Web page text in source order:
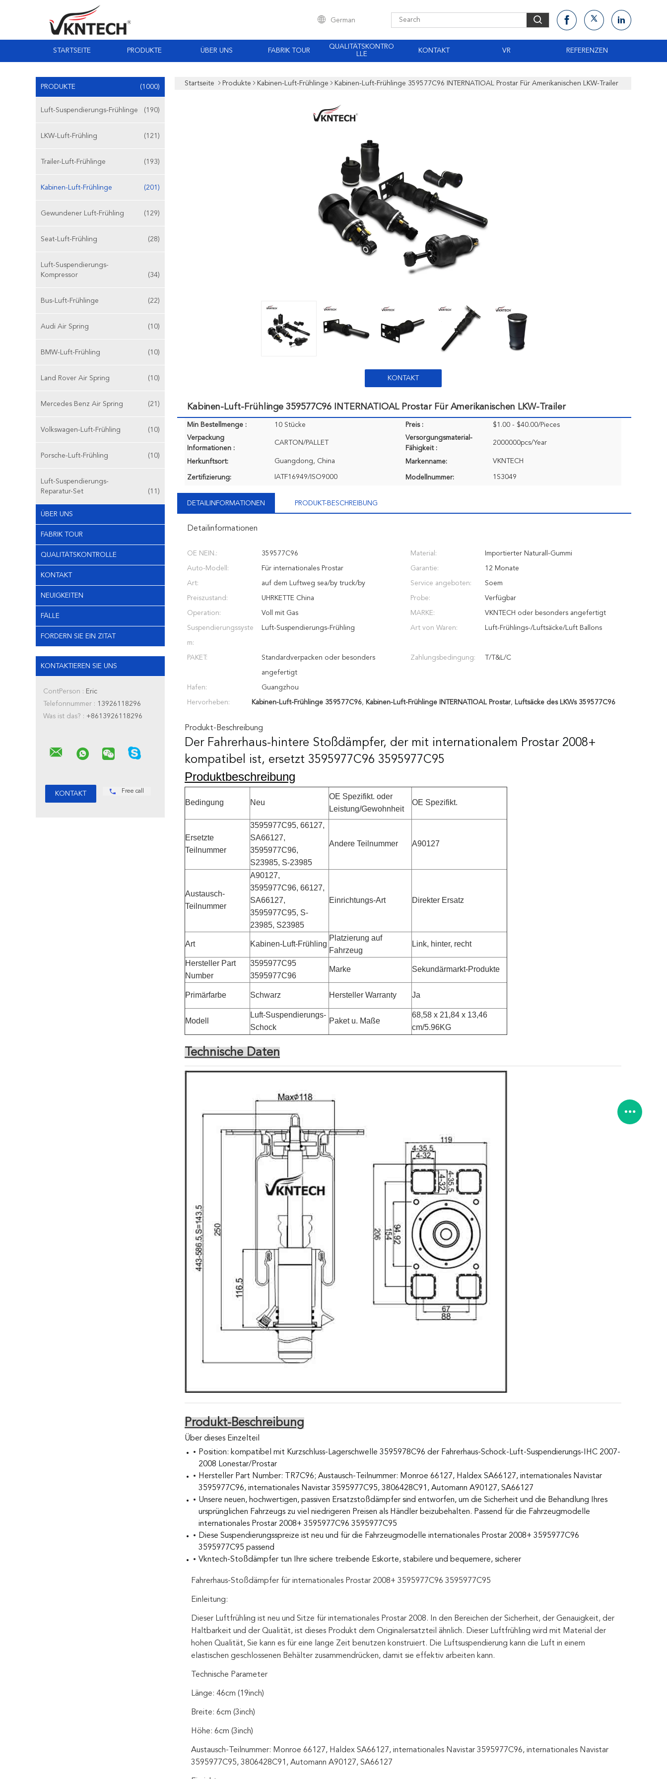
German
STARTSEITE PRODUKTE ÜBER UNS FABRIK TOUR
QUALITÄTSKONTRO
LLE
KONTAKT VR REFERENZEN
PRODUKTE (1000)
Luft-Suspendierungs-Frühlinge (190)
LKW-Luft-Frühling (121)
Trailer-Luft-Frühlinge (193)
Kabinen-Luft-Frühlinge (201)
Gewundener Luft-Frühling (129)
Seat-Luft-Frühling (28)
Luft-Suspendierungs-
Kompressor
(34)
Bus-Luft-Frühlinge (22)
Audi Air Spring (10)
BMW-Luft-Frühling (10)
Land Rover Air Spring (10)
Mercedes Benz Air Spring (21)
Volkswagen-Luft-Frühling (10)
Porsche-Luft-Frühling (10)
Luft-Suspendierungs-
Reparatur-Set
(11)
ÜBER UNS
FABRIK TOUR
QUALITÄTSKONTROLLE
KONTAKT
NEUIGKEITEN
FÄLLE
FORDERN SIE EIN ZITAT
KONTAKTIEREN SIE UNS
ContPerson : Eric
Telefonnummer : 13926118296
Was ist das? : +8613926118296
Free call
Startseite Produkte Kabinen-Luft-Frühlinge Kabinen-Luft-Frühlinge 359577C96 INTERNATIOAL Prostar Für Amerikanischen LKW-Trailer
KONTAKT
Kabinen-Luft-Frühlinge 359577C96 INTERNATIOAL Prostar Für Amerikanischen LKW-Trailer
Min Bestellmenge : 10 Stücke Preis :
$1.00 - $40.00/Pieces
Verpackung
Informationen :
CARTON/PALLET
Versorgungsmaterial-
Fähigkeit :
2000000pcs/Year
Herkunftsort: Guangdong, China Markenname: VKNTECH
Zertifizierung: IATF16949/ISO9000 Modellnummer: 1S3049
DETAILINFORMATIONEN PRODUKT-BESCHREIBUNG
Detailinformationen
OE NEIN.: 359577C96 Material: Importierter Naturall-Gummi
Auto-Modell: Für internationales Prostar Garantie: 12 Monate
Art: auf dem Luftweg sea/by truck/by Service angeboten: Soem
Preiszustand: UHRKETTE China Probe: Verfügbar
Operation: Voll mit Gas MARKE: VKNTECH oder besonders angefertigt
Suspendierungssyste
m:
Luft-Suspendierungs-Frühling Art von Waren: Luft-Frühlings-/Luftsäcke/Luft Ballons
PAKET: Standardverpacken oder besonders
angefertigt
Zahlungsbedingung: T/T&L/C
Hafen: Guangzhou
Hervorheben: Kabinen-Luft-Frühlinge 359577C96, Kabinen-Luft-Frühlinge INTERNATIOAL Prostar, Luftsäcke des LKWs 359577C96
Produkt-Beschreibung
Der Fahrerhaus-hintere Stoßdämpfer, der mit internationalem Prostar 2008+
kompatibel ist, ersetzt 3595977C96 3595977C95
Produktbeschreibung
Bedingung Neu
OE Spezifikt. oder
Leistung/Gewohnheit
OE Spezifikt.
Ersetzte
Teilnummer
3595977C95, 66127,
SA66127,
3595977C96,
S23985, S-23985
Andere Teilnummer A90127
Austausch-
Teilnummer
A90127,
3595977C96, 66127,
SA66127,
3595977C95, S-
23985, S23985
Einrichtungs-Art Direkter Ersatz
Art Kabinen-Luft-Frühling
Platzierung auf
Fahrzeug
Link, hinter, recht
Hersteller Part
Number
3595977C95
3595977C96
Marke Sekundärmarkt-Produkte
Primärfarbe Schwarz Hersteller Warranty Ja
Modell
Luft-Suspendierungs-
Schock
Paket u. Maße
68,58 x 21,84 x 13,46
cm/5.96KG
Technische Daten
Produkt-Beschreibung
Über dieses Einzelteil
Position: kompatibel mit Kurzschluss-Lagerschwelle 3595978C96 der Fahrerhaus-Schock-Luft-Suspendierungs-IHC 2007-
2008 Lonestar/Prostar
Hersteller Part Number: TR7C96; Austausch-Teilnummer: Monroe 66127, Haldex SA66127, internationales Navistar
3595977C96, internationales Navistar 3595977C95, 3806428C91, Automann A90127, SA66127
Unsere neuen, hochwertigen, passiven Ersatzstoßdämpfer sind entworfen, um die Sicherheit und die Behandlung Ihres
ursprünglichen Fahrzeugs zu viel niedrigeren Preisen als Händler beizubehalten. Passend für die Fahrzeugmodelle
internationales Prostar 2008+ 3595977C96 3595977C95
Diese Suspendierungsspreize ist neu und für die Fahrzeugmodelle internationales Prostar 2008+ 3595977C96
3595977C95 passend
Vkntech-Stoßdämpfer tun Ihre sichere treibende Eskorte, stabilere und bequemere, sicherer
Fahrerhaus-Stoßdämpfer für internationales Prostar 2008+ 3595977C96 3595977C95
Einleitung:
Dieser Luftfrühling ist neu und Sitze für internationales Prostar 2008. In den Bereichen der Sicherheit, der Genauigkeit, der
Haltbarkeit und der Qualität, ist dieses Produkt dem Originalersatzteil ähnlich. Dieser Luftfrühling wird mit Material der
hohen Qualität, Sie kann es für eine lange Zeit benutzen konstruiert. Die Luftsuspendierung kann die Luft in einem
elastischen geschlossenen Behälter zusammendrücken, damit sie effektiv arbeiten kann.
Technische Parameter
Länge: 46cm (19inch)
Breite: 6cm (3inch)
Höhe: 6cm (3inch)
Austausch-Teilnummer: Monroe 66127, Haldex SA66127, internationales Navistar 3595977C96, internationales Navistar
3595977C95, 3806428C91, Automann A90127, SA66127